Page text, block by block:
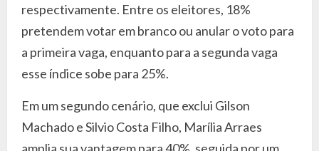
respectivamente. Entre os eleitores, 18%
pretendem votar em branco ou anular o voto para
a primeira vaga, enquanto para a segunda vaga
esse índice sobe para 25%.
Em um segundo cenário, que exclui Gilson
Machado e Silvio Costa Filho, Marília Arraes